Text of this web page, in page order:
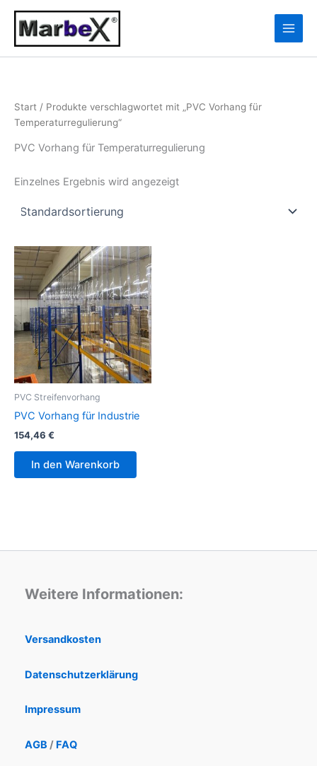
Zum
Inhalt
springen
Start / Produkte verschlagwortet mit „PVC Vorhang für
Temperaturregulierung“
PVC Vorhang für Temperaturregulierung
Einzelnes Ergebnis wird angezeigt
PVC Streifenvorhang
PVC Vorhang für Industrie
154,46 €
In den Warenkorb
Weitere Informationen:
Versandkosten
Datenschutzerklärung
Impressum
AGB / FAQ